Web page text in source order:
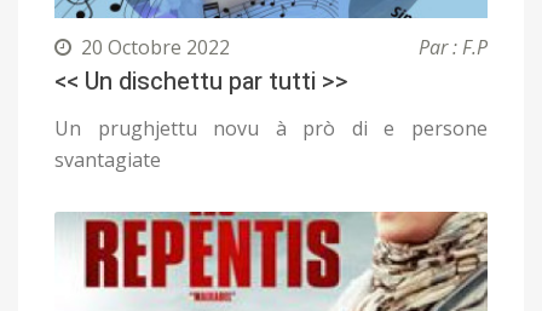
20 Octobre 2022 Par : F.P
<< Un dischettu par tutti >>
Un prughjettu novu à prò di e persone
svantagiate